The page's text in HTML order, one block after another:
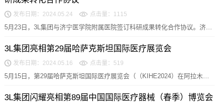
发布日期：2024.05.24 点击量：1115
5月23日，3L集团与济宁医学院附属医院签订科研成果转化合作协议。济宁
3L集团亮相第29届哈萨克斯坦国际医疗展览会
发布日期：2024.05.16 点击量：519
5月15日，第29届哈萨克斯坦国际医疗展览会（（KIHE2024）在阿拉木图
3L集团闪耀亮相第89届中国国际医疗器械（春季）博览会